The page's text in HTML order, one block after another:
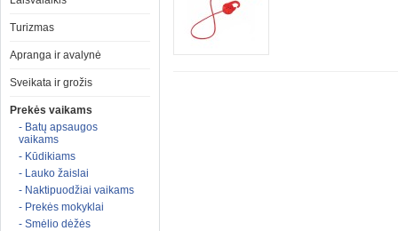
Turizmas
Apranga ir avalynė
Sveikata ir grožis
Prekės vaikams
- Batų apsaugos
vaikams
- Kūdikiams
- Lauko žaislai
- Naktipuodžiai vaikams
- Prekės mokyklai
- Smėlio dėžės